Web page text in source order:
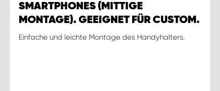
SMARTPHONES (MITTIGE
MONTAGE). GEEIGNET FÜR CUSTOM.
Einfache und leichte Montage des Handyhalters.